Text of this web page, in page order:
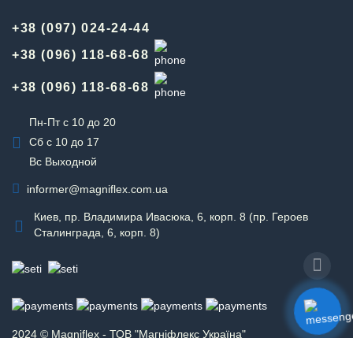
+38 (097) 024-24-44
+38 (096) 118-68-68
+38 (096) 118-68-68
Пн-Пт с 10 до 20
Сб с 10 до 17
Вс Выходной
informer@magniflex.com.ua
Киев, пр. Владимира Ивасюка, 6, корп. 8 (пр. Героев
Сталинграда, 6, корп. 8)
2024 © Magniflex - ТОВ "Магніфлекс Україна"